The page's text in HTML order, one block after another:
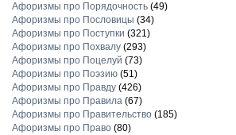
Афоризмы про Порядочность(49)
Афоризмы про Пословицы (34)
Афоризмы про Поступки (321)
Афоризмы про Похвалу(293)
Афоризмы про Поцелуй (73)
Афоризмы про Поэзию(51)
Афоризмы про Правду(426)
Афоризмы про Правила(67)
Афоризмы про Правительство(185)
Афоризмы про Право(80)